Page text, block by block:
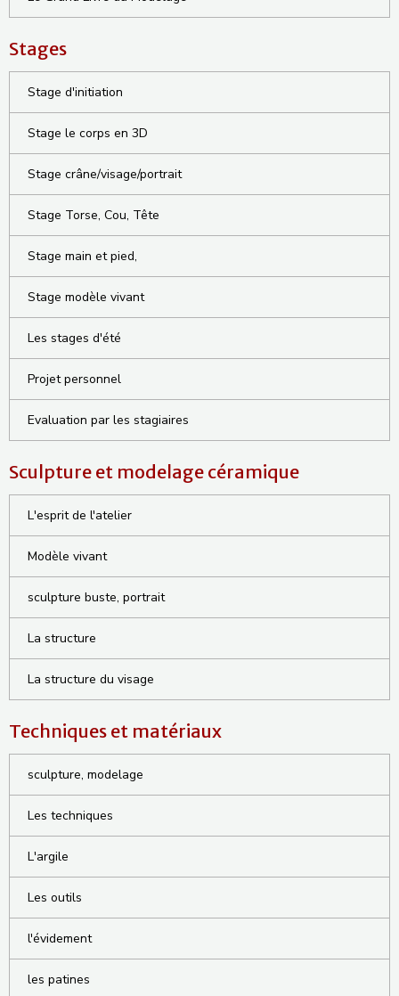
Stages
Stage d'initiation
Stage le corps en 3D
Stage crâne/visage/portrait
Stage Torse, Cou, Tête
Stage main et pied,
Stage modèle vivant
Les stages d'été
Projet personnel
Evaluation par les stagiaires
Sculpture et modelage céramique
L'esprit de l'atelier
Modèle vivant
sculpture buste, portrait
La structure
La structure du visage
Techniques et matériaux
sculpture, modelage
Les techniques
L'argile
Les outils
l'évidement
les patines